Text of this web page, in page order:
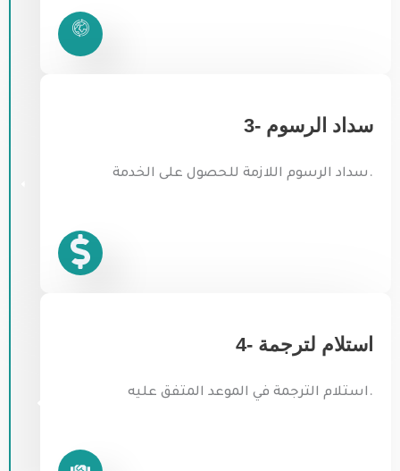
3- سداد الرسوم
سداد الرسوم اللازمة للحصول على الخدمة.
4- استلام لترجمة
استلام الترجمة في الموعد المتفق عليه.